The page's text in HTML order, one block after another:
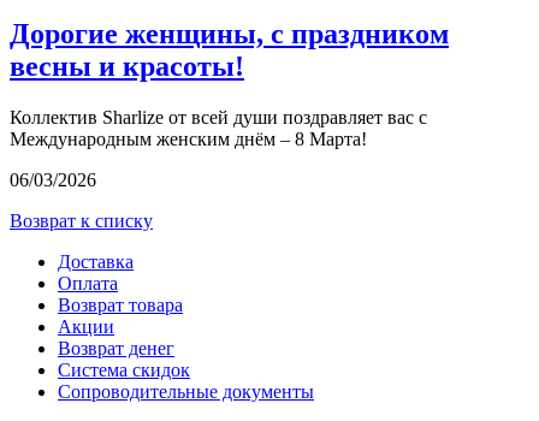
Дорогие женщины, с праздником
весны и красоты!
Коллектив Sharlize от всей души поздравляет вас с
Международным женским днём – 8 Марта!
06/03/2026
Возврат к списку
Доставка
Оплата
Возврат товара
Акции
Возврат денег
Система скидок
Сопроводительные документы